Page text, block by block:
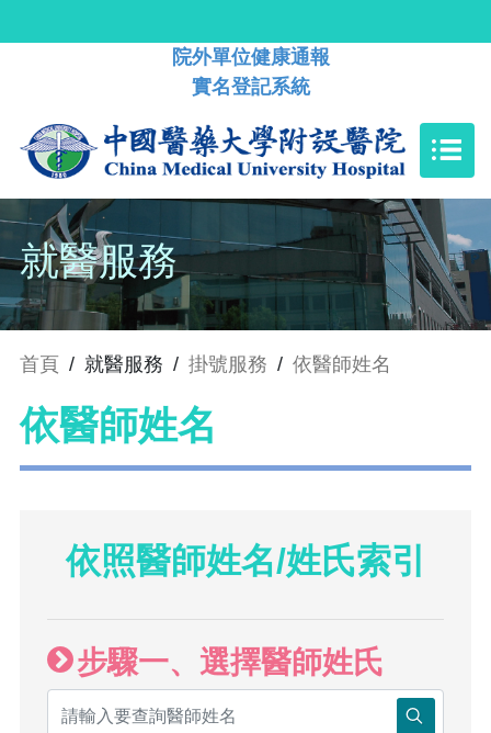
院外單位健康通報
實名登記系統
就醫服務
首頁 / 就醫服務 / 掛號服務 / 依醫師姓名
依醫師姓名
依照醫師姓名/姓氏索引
步驟一、選擇醫師姓氏